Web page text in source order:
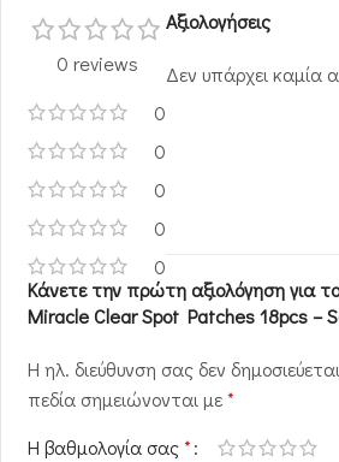
0 reviews
0
0
0
0
0
Αξιολογήσεις
Δεν υπάρχει καμία
Κάνετε την πρώτη αξιολόγηση για
Miracle Clear Spot Patches 18pcs –
Η ηλ. διεύθυνση σας δεν
πεδία σημειώνονται με*
Η βαθμολογία σας*